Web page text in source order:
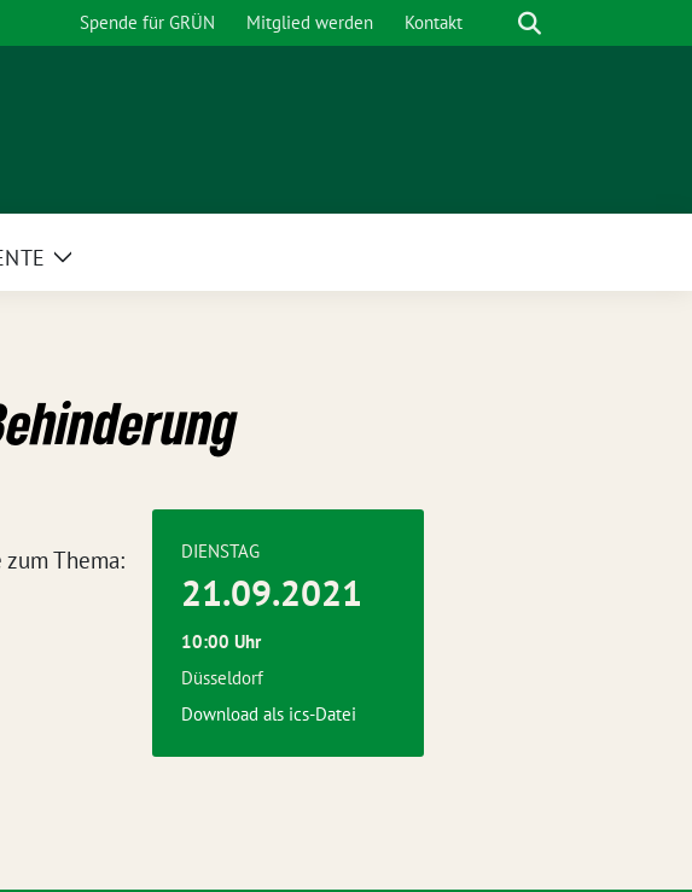
Spende für GRÜN Mitglied werden Kontakt Suche
Zeige
Thema:
DIENSTAG
21.09.2021
10:00 Uhr
Düsseldorf
Download als ics-Datei